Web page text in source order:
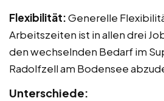
Flexibilität:Generelle
Arbeitszeiten ist in allen drei
den wechselnden Bedarf im
Radolfzell am Bodensee
Unterschiede: